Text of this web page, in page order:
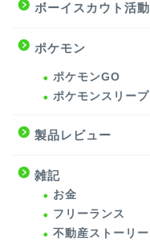
ボーイスカウト活動
ポケモン
ポケモンGO
ポケモンスリープ
製品レビュー
雑記
お金
フリーランス
不動産ストーリー